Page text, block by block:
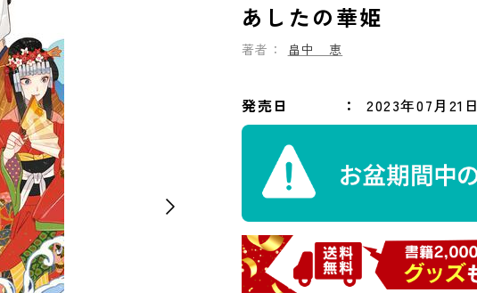
あしたの華姫
著者： 畠中 恵
発売日 2023年07月21日